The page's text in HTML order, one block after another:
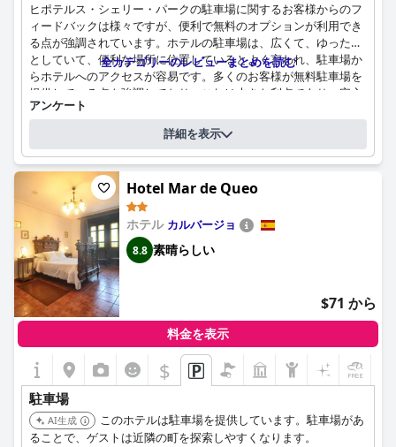
ヒポテルス・シェリー・パークの駐車場に関するお客様からのフ
ィードバックは様々ですが、便利で無料のオプションが利用でき
る点が強調されています。ホテルの駐車場は、広くて、ゆったり
としていて、便利な場所に位置しているとよく言われ、駐車場か
らホテルへのアクセスが容易です。多くのお客様が無料駐車場を
提供している点を強調しており、これは大きな利点であり、安心
感を与え、車で旅行する人にとってはより便利です。
駐車場はしばしば宿泊料金に含まれており、庭園やその他の指定
されたエリアにあるかどうかにかかわらず、ホテルのお客様は無
料で利用できる傾向があります。特に、広い駐車場とプライベー
トで安全なオプションは、全体的な利便性を高めます。ただし、
一部のお客様は、満車時に場所を見つけるのが難しい、日陰が少
ない、整理整頓が不十分などの問題点を指摘しています。駐車シ
ステムが正しく機能しないことがあり、軽微な不便につながるこ
ともあります。
駐車料金は主に否定的な文脈で言及されており、特にホテルに直
接予約するのではなく、他の予約プラットフォームを通じて予約
した場合にそう言及されます。これらの軽微な問題にもかかわら
ず、ヒポテルス・シェリー・パークの駐車場は一般的に、その便
利さ、利用しやすさ、およびほとんどの場合追加料金がない点で
肯定的な評価を受けています。
全カテゴリーのレビューまとめを読む
アンケート
上記の質問にホテルが回答されました
屋外で、屋根なし（敷地内）.
駐車の料金 無料で
セルフパーキング、またはパーキングドライバーが提供されています
セルフパーキング：駐車場で、自分で車を駐車すること
詳細を表示
Hotel Mar de Queo
ホテル カルバージョ
8.8 素晴らしい
$71 から
料金を表示
$
駐車場
AI生成
このホテルは駐車場を提供しています。駐車場があ
ることで、ゲストは近隣の町を探索しやすくなります。